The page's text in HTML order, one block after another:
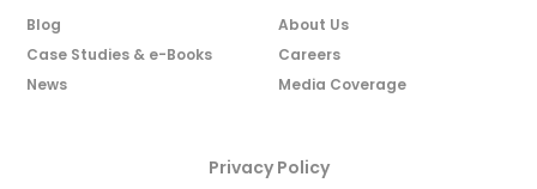
Blog
Case Studies & e-Books
News
About Us
Careers
Media Coverage
Privacy Policy